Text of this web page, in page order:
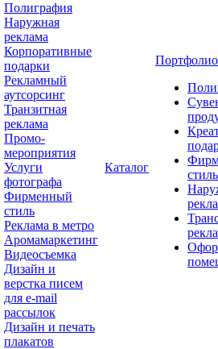
Полиграфия
Наружная
реклама
Корпоративные
подарки
Рекламный
аутсорсинг
Транзитная
реклама
Промо-
мероприятия
Услуги
фотографа
Фирменный
стиль
Реклама в метро
Аромамаркетинг
Видеосъемка
Дизайн и
верстка писем
для e-mail
рассылок
Дизайн и печать
плакатов
Каталог
Портфолио
стиль